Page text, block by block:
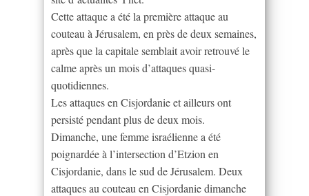
Cette attaque a été la première attaque au
couteau à Jérusalem, en près de deux semaines,
après que la capitale semblait avoir retrouvé le
calme après un mois d’attaques quasi-
quotidiennes.
Les attaques en Cisjordanie et ailleurs ont
persisté pendant plus de deux mois.
Dimanche, une femme israélienne a été
poignardée à l’intersection d’Etzion en
Cisjordanie, dans le sud de Jérusalem. Deux
attaques au couteau en Cisjordanie dimanche